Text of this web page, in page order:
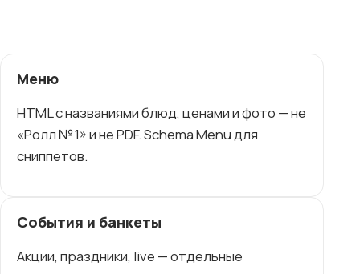
Меню
HTML с названиями блюд, ценами и фото — не
«Ролл №1» и не PDF. Schema Menu для
сниппетов.
События и банкеты
Акции, праздники, live — отдельные